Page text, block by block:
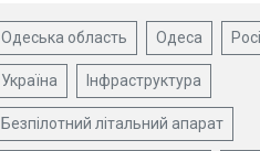
Одеська область Одеса
Україна Інфраструктура
Безпілотний літальний апарат